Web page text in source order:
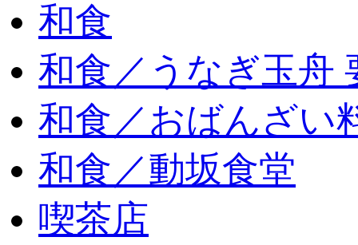
和食
和食／うなぎ玉舟
和食／おばんざい
和食／動坂食堂
喫茶店